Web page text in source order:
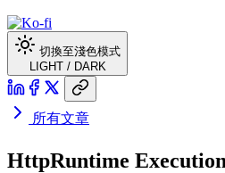
切換至淺色模式
LIGHT / DARK
所有文章
HttpRuntime